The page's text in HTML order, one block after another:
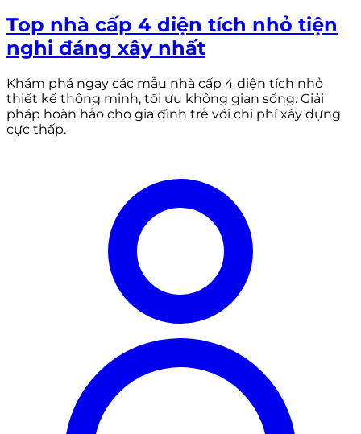
Top nhà cấp 4 diện tích nhỏ tiện
nghi đáng xây nhất
Khám phá ngay các mẫu nhà cấp 4 diện tích nhỏ
thiết kế thông minh, tối ưu không gian sống. Giải
pháp hoàn hảo cho gia đình trẻ với chi phí xây dựng
cực thấp.